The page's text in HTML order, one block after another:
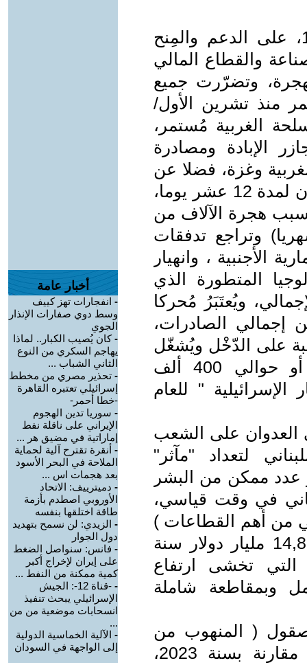
يعتمد الإقتصاد الصهيوني، منذ 1948، على الدعم والمِنح
والقطاع المالي
وتضرّرت جميع
منذ تشرين الأول/
الغربية مُستمر،
الإبادة ومصادرة
وغزة، فضلا عن
العدوان الأمريكي الصهيوني على إيران لمدة 12 عشر يوما،
هجرة الآلاف من
والفَنِّيِّين (حوالي 800 شهريا) وتراجع تدفقات
الأجنبية ، وانهيار
المتطورة الذي
الإجمالي، ويُعتَبَرُ مُحركا
ويساهم بنحو 53% من إجمالي الصادرات،
على الدّخْل ويُشغّل
نحو 11,4% من القوى العاملة ( أو حوالي 400 ألف
" للعام
العدوان على الشعب
لتعداد "مآثر"
عدد ممكن من البشر
في وقت قياسي،
من أهم القطاعات )
من 13 مليار دولارا سنة 2013 إلى 14,8 مليار دولار سنة
التي تخشى ارتفاع
وبمقاطعة شاملة
( المنهوب من
إفريقيا) بنسبة 35,7% سنة 2024، مقارنة بسنة 2023،
أخبار عامة
- انفجارات تهز كييف
وسط دوي صفارات الإنذار
الجوي
-كان يُصيب الكبار.. لماذا
يهاجم السكري من النوع
الثاني الشباب ...
- تحذير مصري من مخطط
إسرائيلي تعتبره القاهرة
-خطا أحمر-
- سوريا تدين الهجوم
الإيراني على ناقلة نفط
إماراتية في مضيق هر ...
- أنقرة تقترح آلية لحماية
الملاحة في البحر الأسود
بعد هجمات اس ...
- دميترييف: الاتحاد
الأوروبي اصطدم بأزمة
طاقة اختلقها بنفسه
- الزيدي: لن نسمح بتهديد
دول الجوار
- فانس: سنواصل الضغط
على إيران لإخراج أكبر
كمية ممكنة من النفط ...
-
-قناة 12-: الجيش
الإسرائيلي يبحث تنفيذ
انسحابات موضعية من من
...
- الآلية الخماسية الدولية
إلى الواجهة في السودان